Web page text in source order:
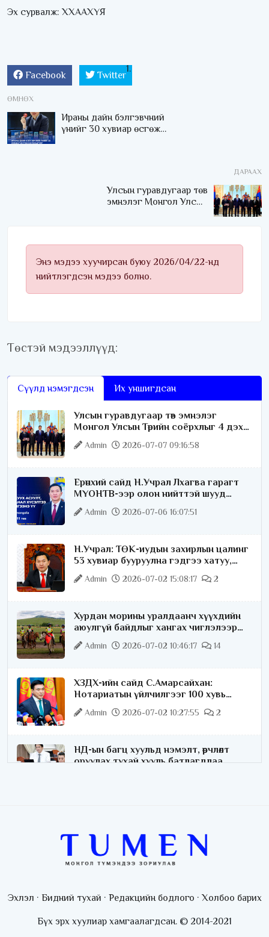
Эх сурвалж: ХХААХҮЯ
Facebook Twitter
ӨМНӨХ
Ираны дайн бэлгэвчний
үнийг 30 хувиар өсгөж
ДАРААХ
Улсын гуравдугаар төв
эмнэлэг Монгол Улсын
Энэ мэдээ хуучирсан буюу 2026/04/22-нд
нийтлэгдсэн мэдээ болно.
Төстэй мэдээллүүд:
Сүүлд нэмэгдсэн Их уншигдсан
Улсын гуравдугаар төв эмнэлэг
Монгол Улсын Төрийн соёрхлыг 4 дэх
удаагаа хүртлээ
Admin 2026-07-07 09:16:58
Ерөнхий сайд Н.Учрал Лхагва гарагт
МҮОНТВ-ээр олон нийттэй шууд
ярилцана
Admin 2026-07-06 16:07:51
Н.Учрал: ТӨК-иудын захирлын цалинг
53 хувиар бууруулна гэдгээ хатуу,
хариуцлагатайгаар хэлье
Admin 2026-07-02 15:08:17 2
Хурдан морины уралдаанч хүүхдийн
аюулгүй байдлыг хангах чиглэлээр
ажиллаж байна
Admin 2026-07-02 10:46:17 14
ХЗДХ-ийн сайд С.Амарсайхан:
Нотариатын үйлчилгээг 100 хувь
цахимжуулна
Admin 2026-07-02 10:27:55 2
НД-ын багц хуульд нэмэлт, өөрчлөлт
оруулах тухай хууль батлагдлаа
хяналт тавина
Admin 2026-07-02 09:10:46
3 өдөрт шилжүүлбэл найраа тун нарийн
явагдана
Эхлэл · Бидний тухай · Редакцийн бодлого ·Холбоо барих
Бүх эрх хуулиар хамгаалагдсан. © 2014-2021